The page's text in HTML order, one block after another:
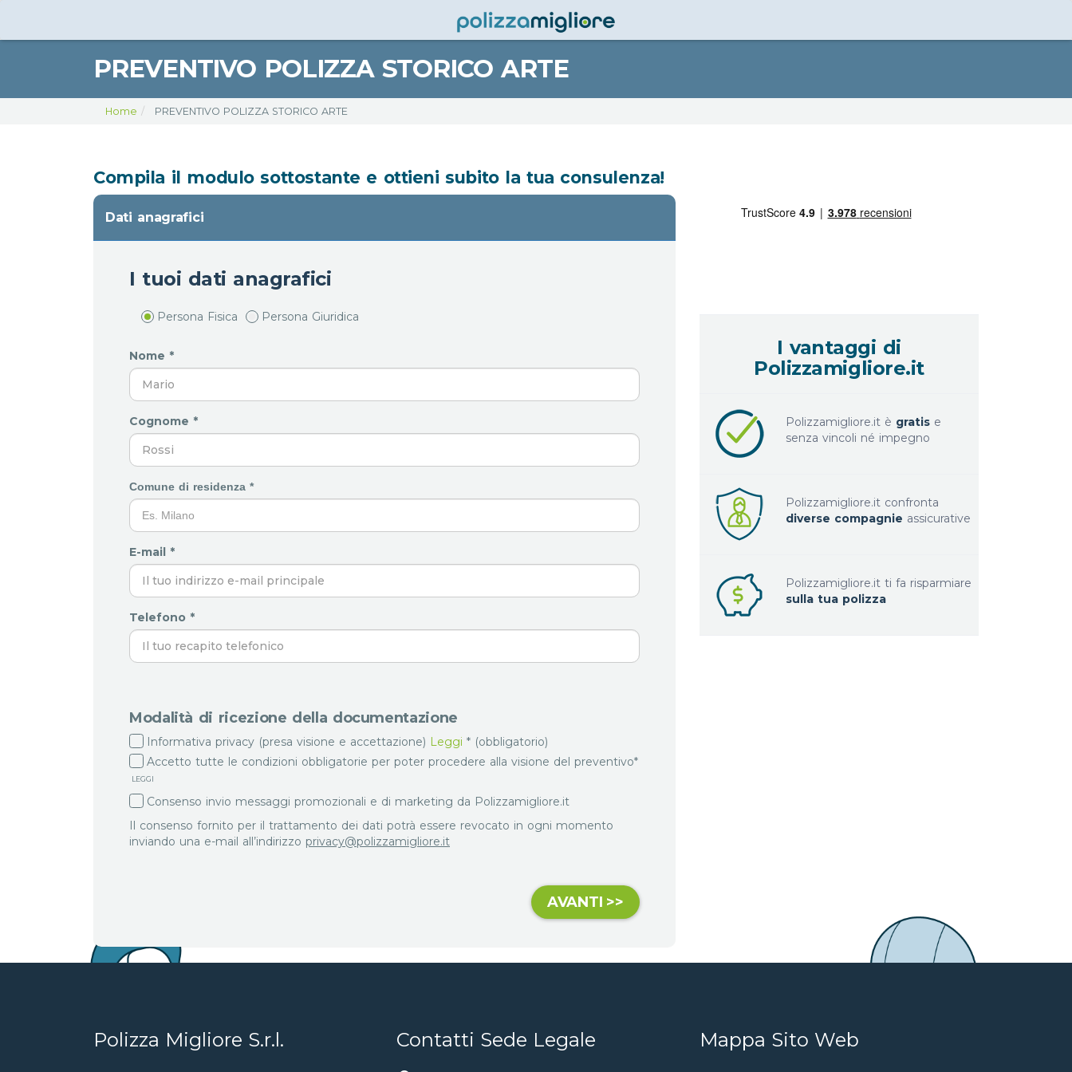
PREVENTIVO POLIZZASTORICO ARTE
Home PREVENTIVO POLIZZA STORICO ARTE
Compila il modulo sottostante e ottieni subito la tua consulenza!
Dati anagrafici
I tuoi dati anagrafici
Persona Fisica Persona Giuridica
Nome *
Cognome *
Comune di residenza *
E-mail *
Telefono *
Modalità di ricezione della documentazione
Informativa privacy (presa visione e accettazione) Leggi * (obbligatorio)
Accetto tutte le condizioni obbligatorie per poter procedere alla visione del preventivo*
LEGGI
Consenso invio messaggi promozionali e di marketing da Polizzamigliore.it
Il consenso fornito per il trattamento dei dati potrà essere revocato in ogni momento
inviando una e-mail all’indirizzo privacy@polizzamigliore.it
I vantaggi di
Polizzamigliore.it
Polizzamigliore.it è gratis e
senza vincoli né impegno
Polizzamigliore.it confronta
diverse compagnie assicurative
Polizzamigliore.it ti fa risparmiare
sulla tua polizza
Polizza Migliore S.r.l. Contatti Sede Legale Mappa Sito Web